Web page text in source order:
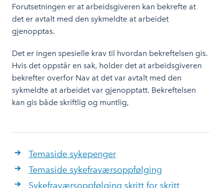
Forutsetningen er at arbeidsgiveren kan bekrefte at
det er avtalt med den sykmeldte at arbeidet
gjenopptas.
Det er ingen spesielle krav til hvordan bekreftelsen gis.
Hvis det oppstår en sak, holder det at arbeidsgiveren
bekrefter overfor Nav at det var avtalt med den
sykmeldte at arbeidet var gjenopptatt. Bekreftelsen
kan gis både skriftlig og muntlig,
Temaside sykepenger
Temaside sykefraværsoppfølging
Sykefraværsoppfølging skritt for skritt